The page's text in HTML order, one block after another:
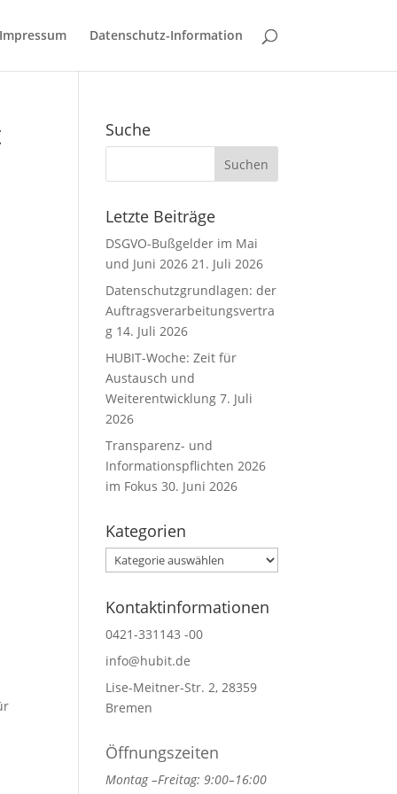
Datenschutz-Information
Suche
Letzte Beiträge
DSGVO-Bußgelder im Mai
und Juni 2026 21. Juli 2026
Datenschutzgrundlagen: der
Auftragsverarbeitungsvertra
g 14. Juli 2026
HUBIT-Woche: Zeit für
Austausch und
Weiterentwicklung 7. Juli
2026
Transparenz- und
Informationspflichten 2026
im Fokus 30. Juni 2026
Kategorien
Kategorien
Kontaktinformationen
0421-331143 -00
info@hubit.de
Lise-Meitner-Str. 2, 28359
Bremen
Öffnungszeiten
Montag –Freitag: 9:00–16:00